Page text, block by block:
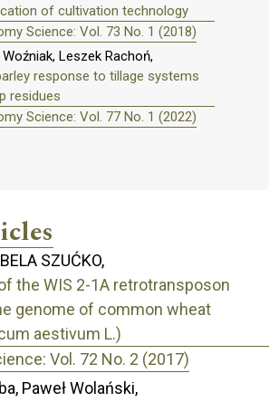
of cultivation technology
Science: Vol. 73 No. 1 (2018)
Leszek Rachoń,
response to tillage systems
residues
Science: Vol. 77 No. 1 (2022)
SZUĆKO,
the WIS 2-1A retrotransposon
genome of common wheat
aestivum L.)
Vol. 72 No. 2 (2017)
Paweł Wolański,